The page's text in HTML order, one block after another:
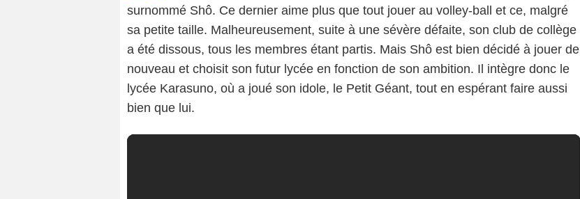
surnommé Shô. Ce dernier aime plus que tout jouer au volley-ball et ce, malgré
sa petite taille. Malheureusement, suite à une sévère défaite, son club de collège
a été dissous, tous les membres étant partis. Mais Shô est bien décidé à jouer de
nouveau et choisit son futur lycée en fonction de son ambition. Il intègre donc le
lycée Karasuno, où a joué son idole, le Petit Géant, tout en espérant faire aussi
bien que lui.